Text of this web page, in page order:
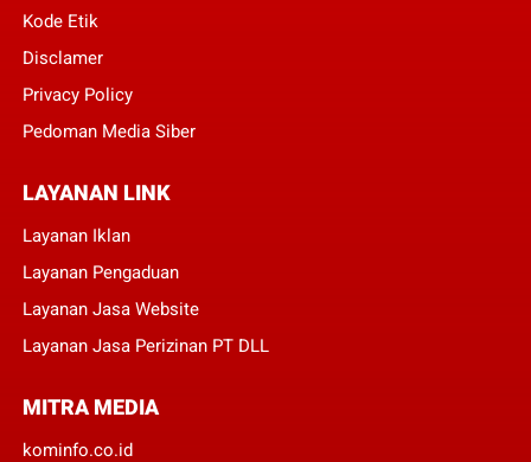
Kode Etik
Disclamer
Privacy Policy
Pedoman Media Siber
LAYANAN LINK
Layanan Iklan
Layanan Pengaduan
Layanan Jasa Website
Layanan Jasa Perizinan PT DLL
MITRA MEDIA
kominfo.co.id